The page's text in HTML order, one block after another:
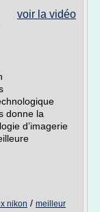
voir la vidéo
donne la
d’imagerie
nikon / meilleur